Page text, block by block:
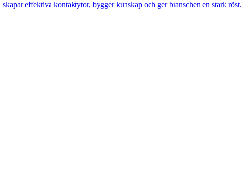
effektiva kontaktytor, bygger kunskap och ger branschen en stark röst.